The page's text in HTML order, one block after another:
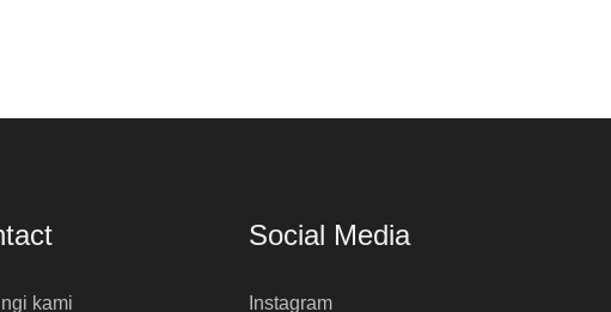
kami
Social Media
Instagram